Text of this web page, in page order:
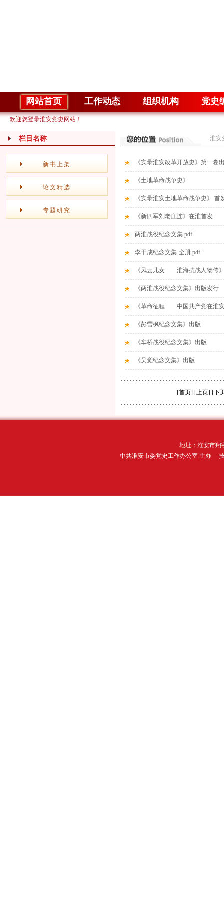
网站首页 工作动态 组织机构 党史
欢迎您登录淮安党史网站！
栏目名称
新书上架
论文精选
专题研究
淮安
《实录淮安改革开放史》第一卷
《土地革命战争史》
《实录淮安土地革命战争史》 首
《新四军刘老庄连》在淮首发
两淮战役纪念文集.pdf
李干成纪念文集-全册.pdf
《风云儿女——淮海抗战人物传
《两淮战役纪念文集》出版发行
《革命征程——中国共产党在淮
《彭雪枫纪念文集》出版
《车桥战役纪念文集》出版
《吴觉纪念文集》出版
[首页] [上页] [下
地址：淮安市翔
中共淮安市委党史工作办公室 主办